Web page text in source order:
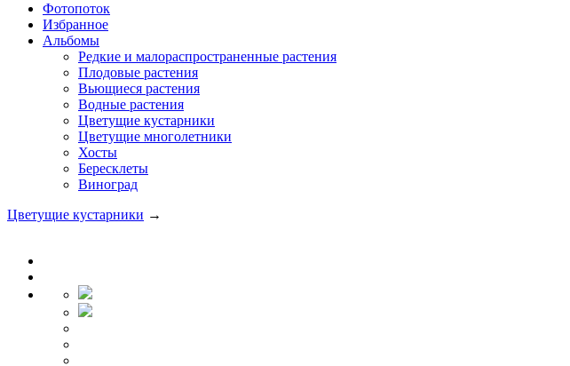
Фотопоток
Избранное
Альбомы
Редкие и малораспространенные растения
Плодовые растения
Вьющиеся растения
Водные растения
Цветущие кустарники
Цветущие многолетники
Хосты
Бересклеты
Виноград
Цветущие кустарники →